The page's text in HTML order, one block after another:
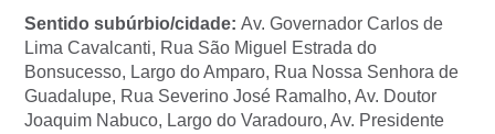
Sentido subúrbio/cidade: Av. Governador Carlos de
Lima Cavalcanti, Rua São Miguel Estrada do
Bonsucesso, Largo do Amparo, Rua Nossa Senhora de
Guadalupe, Rua Severino José Ramalho, Av. Doutor
Joaquim Nabuco, Largo do Varadouro, Av. Presidente